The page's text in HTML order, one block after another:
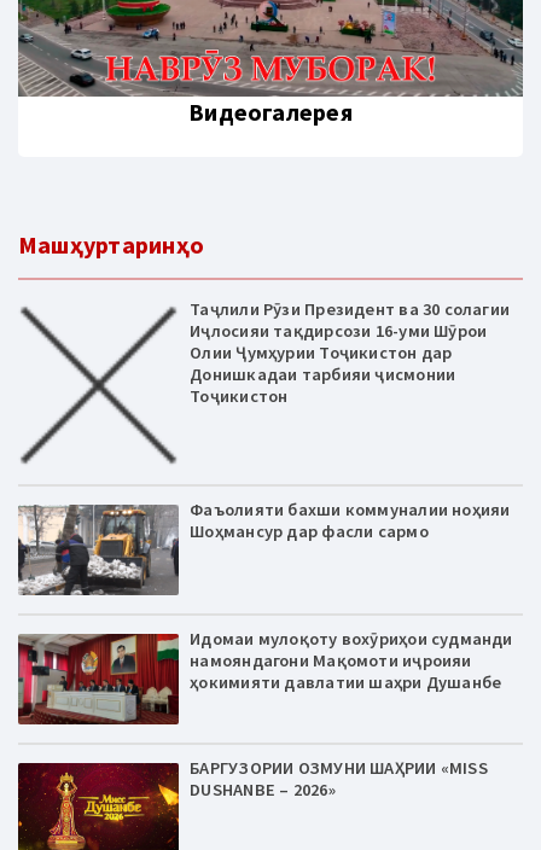
Видеогалерея
Машҳуртаринҳо
Таҷлили Рӯзи Президент ва 30 солагии
Иҷлосияи тақдирсози 16-уми Шӯрои
Олии Ҷумҳурии Тоҷикистон дар
Донишкадаи тарбияи ҷисмонии
Тоҷикистон
Фаъолияти бахши коммуналии ноҳияи
Шоҳмансур дар фасли сармо
Идомаи мулоқоту вохӯриҳои судманди
намояндагони Мақомоти иҷроияи
ҳокимияти давлатии шаҳри Душанбе
БАРГУЗОРИИ ОЗМУНИ ШАҲРИИ «MISS
DUSHANBE – 2026»